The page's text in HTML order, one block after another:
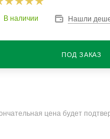
В наличии Нашли
ПОД ЗАКАЗ
цена будет